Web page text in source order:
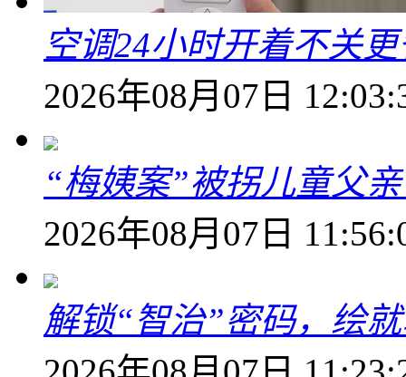
空调24小时开着不关
2026年08月07日
“梅姨案”被拐儿童父
2026年08月07日
解锁“智治”密码，绘